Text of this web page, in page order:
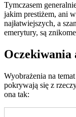
Tymczasem
jakim prestiżem, ani
najłatwiejszych, a
emerytury, są
Oczekiwania
Wyobrażenia na
pokrywają się z
ona tak: